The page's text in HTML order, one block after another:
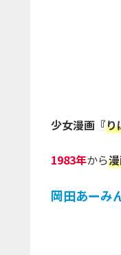
少女漫画『り
1983年から
岡田あーみ